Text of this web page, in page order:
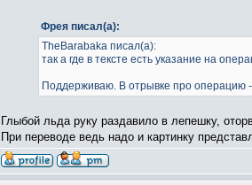
Фрея писал(а):
TheBarabaka писал(а):
так а где в тексте есть указание на
Поддерживаю. В отрывке про операцию
Глыбой льда руку раздавило в лепешку,
При переводе ведь надо и картинку